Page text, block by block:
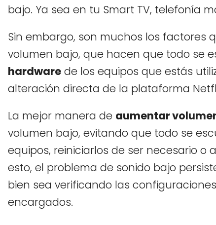
bajo. Ya sea en tu Smart TV, telefonía
Sin embargo, son muchos los factores
volumen bajo, que hacen que todo se
hardware de los equipos que estás
alteración directa de la plataforma
La mejor manera de aumentar
volumen bajo, evitando que todo se
equipos, reiniciarlos de ser necesario o
esto, el problema de sonido bajo
bien sea verificando las
encargados.